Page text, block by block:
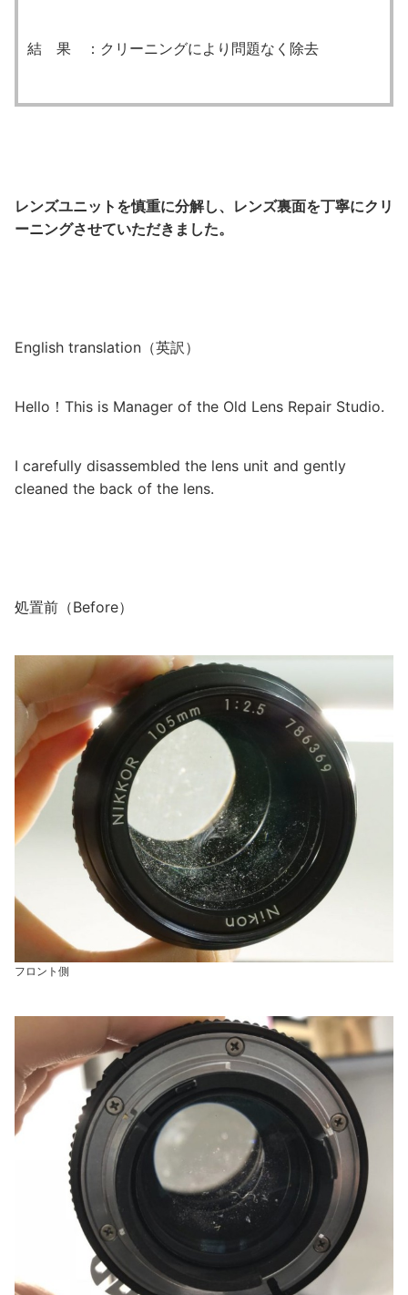
結 果 ：クリーニングにより問題なく除去
レンズユニットを慎重に分解し、レンズ裏面を丁寧にクリ
ーニングさせていただきました。
English translation（英訳）
Hello！This is Manager of the Old Lens Repair Studio.
I carefully disassembled the lens unit and gently
cleaned the back of the lens.
処置前（Before）
フロント側